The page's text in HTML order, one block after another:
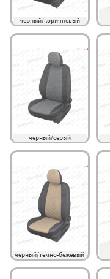
черный/коричневый
черный/серый
черный/темно-бежевый